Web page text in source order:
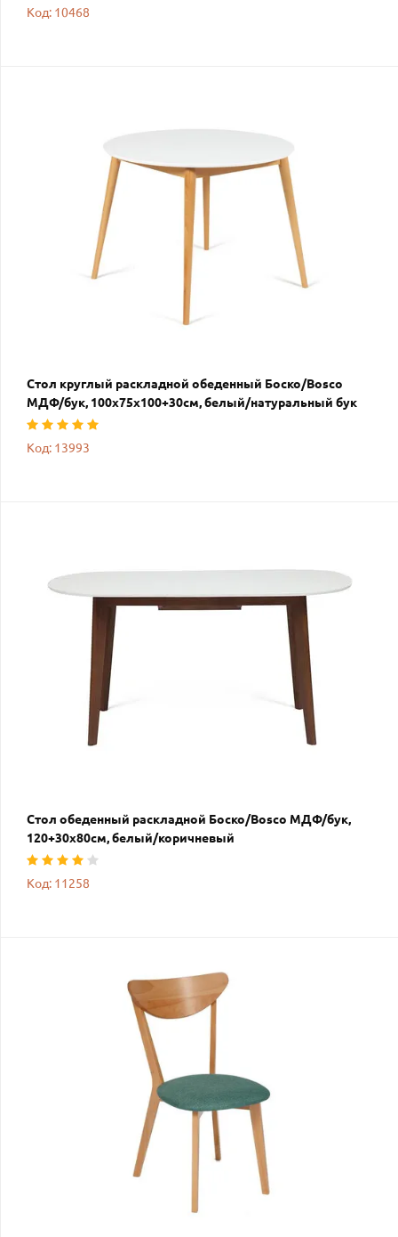
Код: 10468
Стол круглый раскладной обеденный Боско/Вosco
МДФ/бук, 100х75х100+30см, белый/натуральный бук
Код: 13993
Стол обеденный раскладной Боско/Bosco МДФ/бук,
120+30х80см, белый/коричневый
Код: 11258